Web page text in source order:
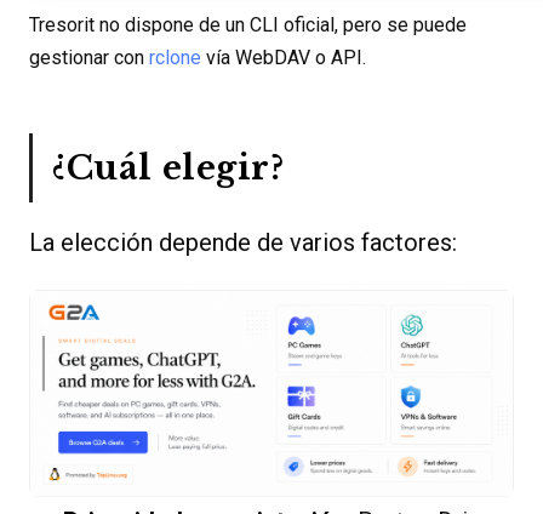
Tresorit no dispone de un CLI oficial, pero se puede
gestionar con rclone vía WebDAV o API.
¿Cuál elegir?
La elección depende de varios factores: